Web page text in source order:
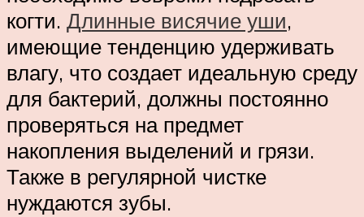
когти. Длинные висячие уши,
имеющие тенденцию удерживать
влагу, что создает идеальную среду
для бактерий, должны постоянно
проверяться на предмет
накопления выделений и грязи.
Также в регулярной чистке
нуждаются зубы.